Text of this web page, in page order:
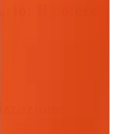
Il potere